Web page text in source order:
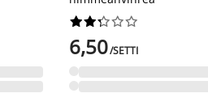






6,50/SETTI